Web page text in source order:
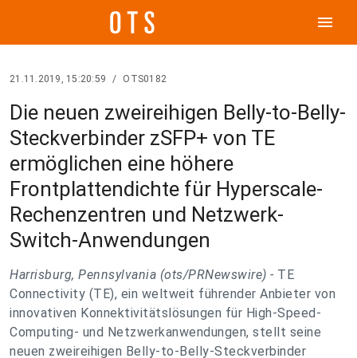
menu
21.11.2019, 15:20:59 / OTS0182
Die neuen zweireihigen Belly-to-Belly-
Steckverbinder zSFP+ von TE
ermöglichen eine höhere
Frontplattendichte für Hyperscale-
Rechenzentren und Netzwerk-
Switch-Anwendungen
Harrisburg, Pennsylvania (ots/PRNewswire) - TE
Connectivity (TE), ein weltweit führender Anbieter von
innovativen Konnektivitätslösungen für High-Speed-
Computing- und Netzwerkanwendungen, stellt seine
neuen zweireihigen Belly-to-Belly-Steckverbinder